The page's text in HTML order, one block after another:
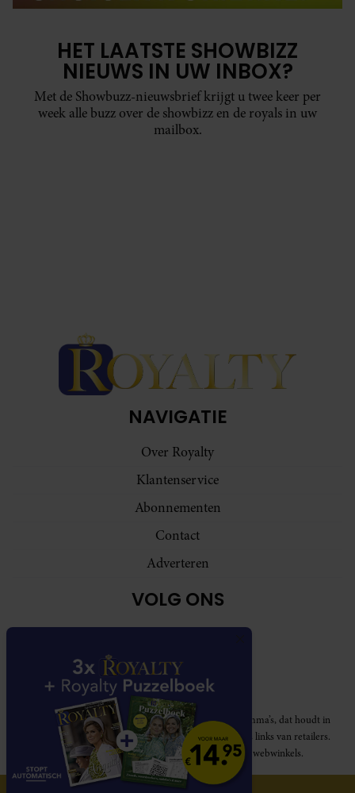
HET LAATSTE SHOWBIZZ
NIEUWS IN UW INBOX?
Met de Showbuzz-nieuwsbrief krijgt u twee keer per
week alle buzz over de showbizz en de royals in uw
mailbox.
NAVIGATIE
Over Royalty
Klantenservice
Abonnementen
Contact
Adverteren
VOLG ONS
Royalty participeert in diverse affiliate marketing programma’s, dat houdt in
dat Royalty commissies ontvangt voor aankopen middels links van retailers.
Deze website wordt niet gesponsord door de genoemde webwinkels.